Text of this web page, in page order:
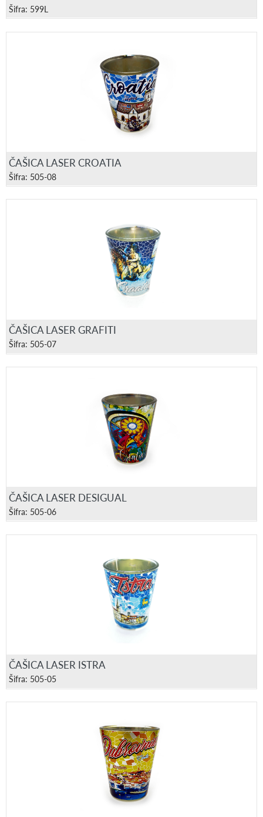
Šifra: 599L
ČAŠICA LASER CROATIA
Šifra: 505-08
ČAŠICA LASER GRAFITI
Šifra: 505-07
ČAŠICA LASER DESIGUAL
Šifra: 505-06
ČAŠICA LASER ISTRA
Šifra: 505-05